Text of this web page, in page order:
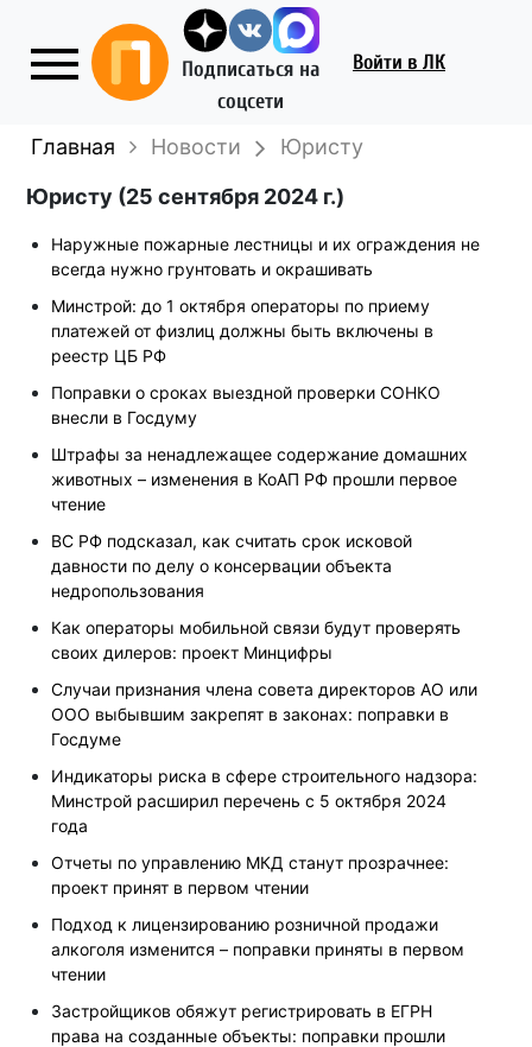
Подписаться на
соцсети
Войти в ЛК
Главная Новости
Юристу
Юристу (25 сентября 2024 г.)
Наружные пожарные лестницы и их ограждения не
всегда нужно грунтовать и окрашивать
Минстрой: до 1 октября операторы по приему
платежей от физлиц должны быть включены в
реестр ЦБ РФ
Поправки о сроках выездной проверки СОНКО
внесли в Госдуму
Штрафы за ненадлежащее содержание домашних
животных – изменения в КоАП РФ прошли первое
чтение
ВС РФ подсказал, как считать срок исковой
давности по делу о консервации объекта
недропользования
Как операторы мобильной связи будут проверять
своих дилеров: проект Минцифры
Случаи признания члена совета директоров АО или
ООО выбывшим закрепят в законах: поправки в
Госдуме
Индикаторы риска в сфере строительного надзора:
Минстрой расширил перечень с 5 октября 2024
года
Отчеты по управлению МКД станут прозрачнее:
проект принят в первом чтении
Подход к лицензированию розничной продажи
алкоголя изменится – поправки приняты в первом
чтении
Застройщиков обяжут регистрировать в ЕГРН
права на созданные объекты: поправки прошли